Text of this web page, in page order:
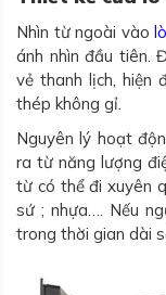
Nhìn từ ngoài vào
ánh nhìn đầu tiên.
vẻ thanh lịch, hiện
thép không gỉ.
Nguyên lý hoạt
ra từ năng lượng
từ có thể đi xuyên
sứ ; nhựa…. Nếu
trong thời gian dài